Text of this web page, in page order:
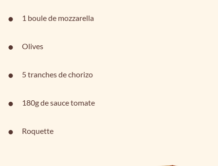
1 boule de mozzarella
Olives
5 tranches de chorizo
180g de sauce tomate
Roquette